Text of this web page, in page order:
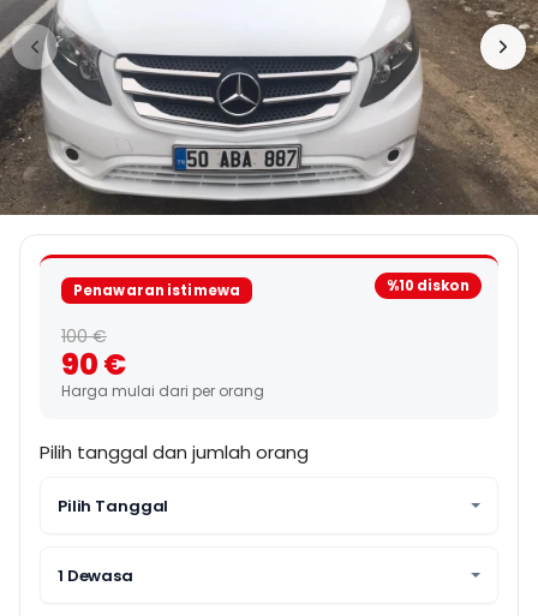
%10 diskon
Penawaran istimewa
100 €
90 €
Harga mulai dari per orang
Pilih tanggal dan jumlah orang
Pilih Tanggal
1 Dewasa